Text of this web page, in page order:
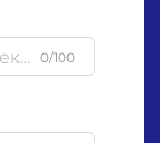
0/100